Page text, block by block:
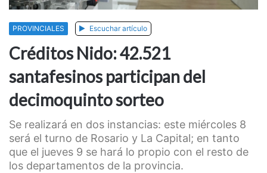
PROVINCIALES Escuchar artículo
Créditos Nido: 42.521
santafesinos participan del
decimoquinto sorteo
Se realizará en dos instancias: este miércoles 8
será el turno de Rosario y La Capital; en tanto
que el jueves 9 se hará lo propio con el resto de
los departamentos de la provincia.